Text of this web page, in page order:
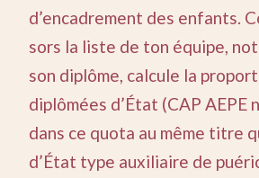
d’encadrement des enfants.
sors la liste de ton équipe,
son diplôme, calcule la
diplômées d’État (CAP AEPE
dans ce quota au même titre
d’État type auxiliaire de